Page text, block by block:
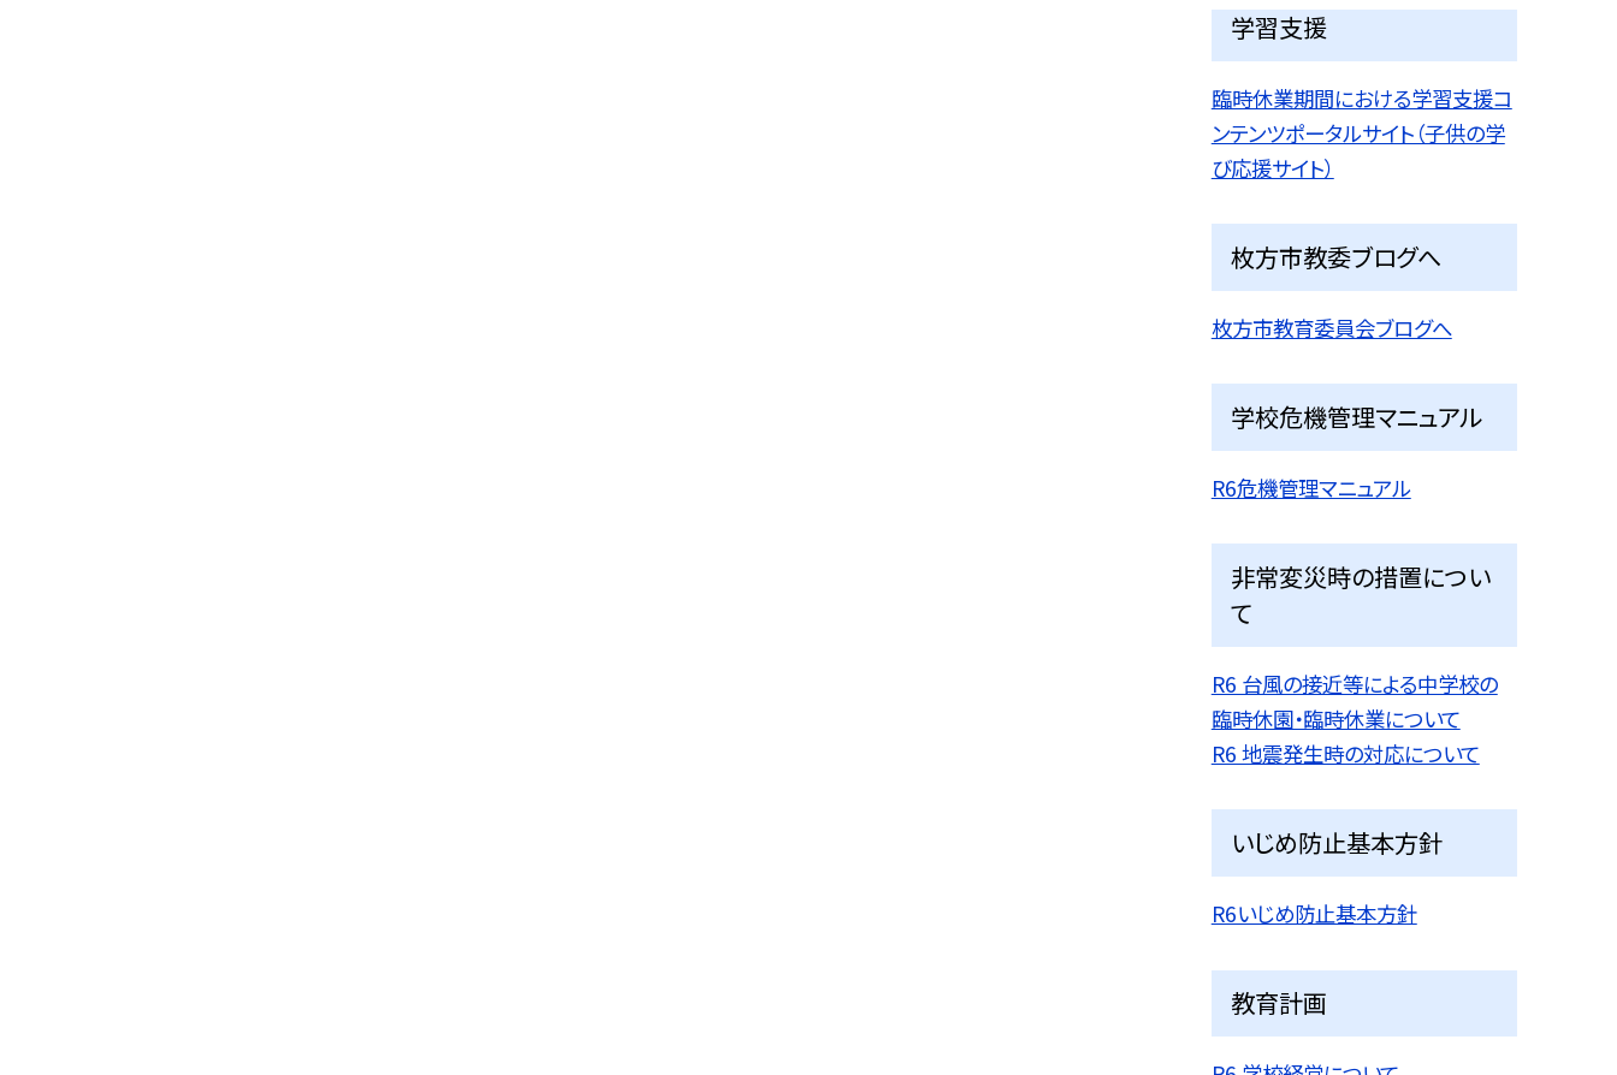
学習支援
臨時休業期間における学習支援コ
ンテンツポータルサイト（子供の学
び応援サイト）
枚方市教委ブログへ
枚方市教育委員会ブログへ
学校危機管理マニュアル
R6危機管理マニュアル
非常変災時の措置につい
て
R6 台風の接近等による中学校の
臨時休園・臨時休業について
R6 地震発生時の対応について
いじめ防止基本方針
R6いじめ防止基本方針
教育計画